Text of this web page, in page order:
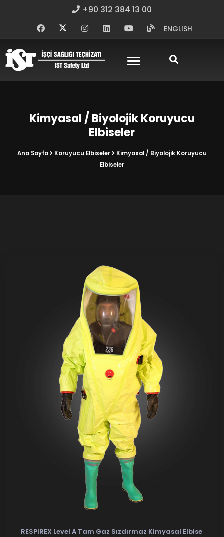
+90 312 384 13 00
ENGLISH
Kimyasal / Biyolojik Koruyucu
Elbiseler
Ana Sayfa Koruyucu Elbiseler
Kimyasal / Biyolojik Koruyucu
Elbiseler
RESPIREX Level A Tam Gaz Sızdırmaz Kimyasal Elbise